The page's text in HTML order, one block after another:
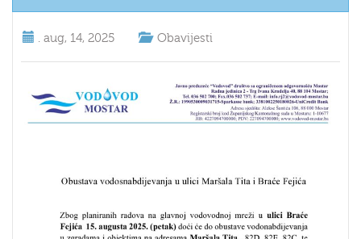
. aug, 14, 2025 Obavijesti